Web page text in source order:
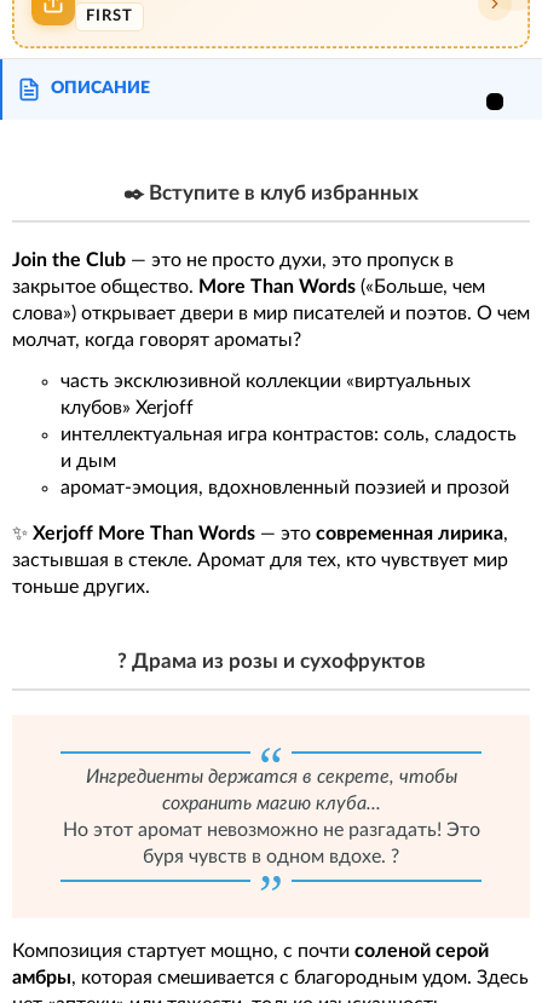
FIRST
ОПИСАНИЕ
✒️ Вступите в клуб избранных
Join the Club — это не просто духи, это пропуск в
закрытое общество. More Than Words («Больше, чем
слова») открывает двери в мир писателей и поэтов. О чем
молчат, когда говорят ароматы?
часть эксклюзивной коллекции «виртуальных
клубов» Xerjoff
интеллектуальная игра контрастов: соль, сладость
и дым
аромат-эмоция, вдохновленный поэзией и прозой
✨ Xerjoff More Than Words — это современная лирика,
застывшая в стекле. Аромат для тех, кто чувствует мир
тоньше других.
? Драма из розы и сухофруктов
Ингредиенты держатся в секрете, чтобы
сохранить магию клуба...
Но этот аромат невозможно не разгадать! Это
буря чувств в одном вдохе. ?️
Композиция стартует мощно, с почти соленой серой
амбры, которая смешивается с благородным удом. Здесь